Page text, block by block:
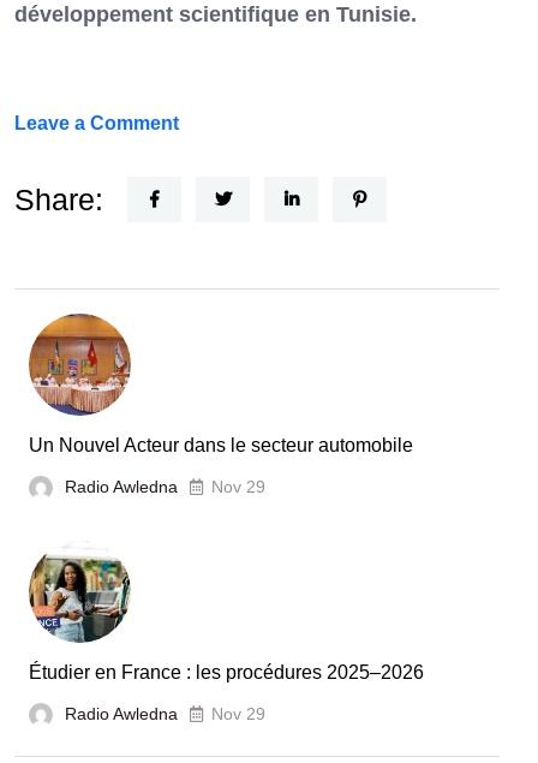
développement scientifique en Tunisie.
Leave a Commenton
Horizon
la
France
et
écoles
Share:
Un Nouvel Acteur dans le secteur automobile
Radio Awledna Nov 29
Étudier en France : les procédures 2025–2026
Radio Awledna Nov 29